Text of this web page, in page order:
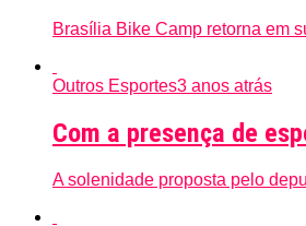
Brasília Bike Camp retorna em
Outros Esportes3 anos atrás
Com a presença de
A solenidade proposta pelo